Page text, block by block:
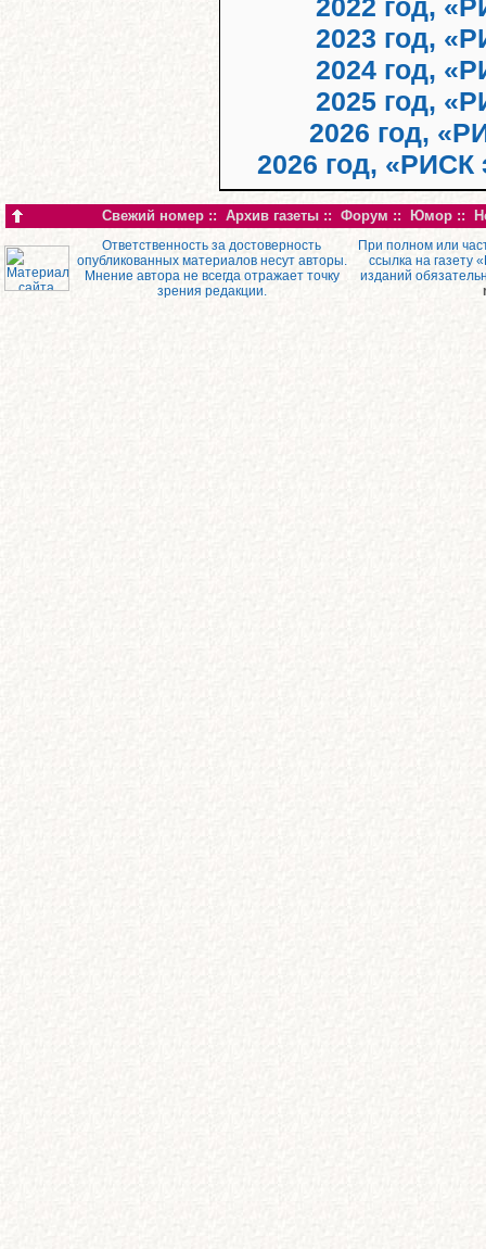
2022 год,
2023 год,
2024 год,
2025 год,
2026 год,
2026 год, «РИСК
Свежий номер :: Архив газеты :: Форум :: Юмор ::
Ответственность за достоверность
опубликованных материалов несут авторы.
Мнение автора не всегда отражает точку
зрения редакции.
При полном или
ссылка на газету
изданий